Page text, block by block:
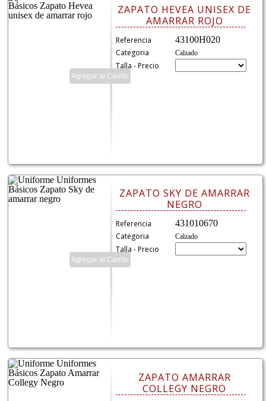
ZAPATO HEVEA UNISEX DE
AMARRAR ROJO
Referencia
43100H020
Categoria
Calzado
Talla - Precio
ZAPATO SKY DE AMARRAR
NEGRO
Referencia
431010670
Categoria
Calzado
Talla - Precio
ZAPATO AMARRAR
COLLEGY NEGRO